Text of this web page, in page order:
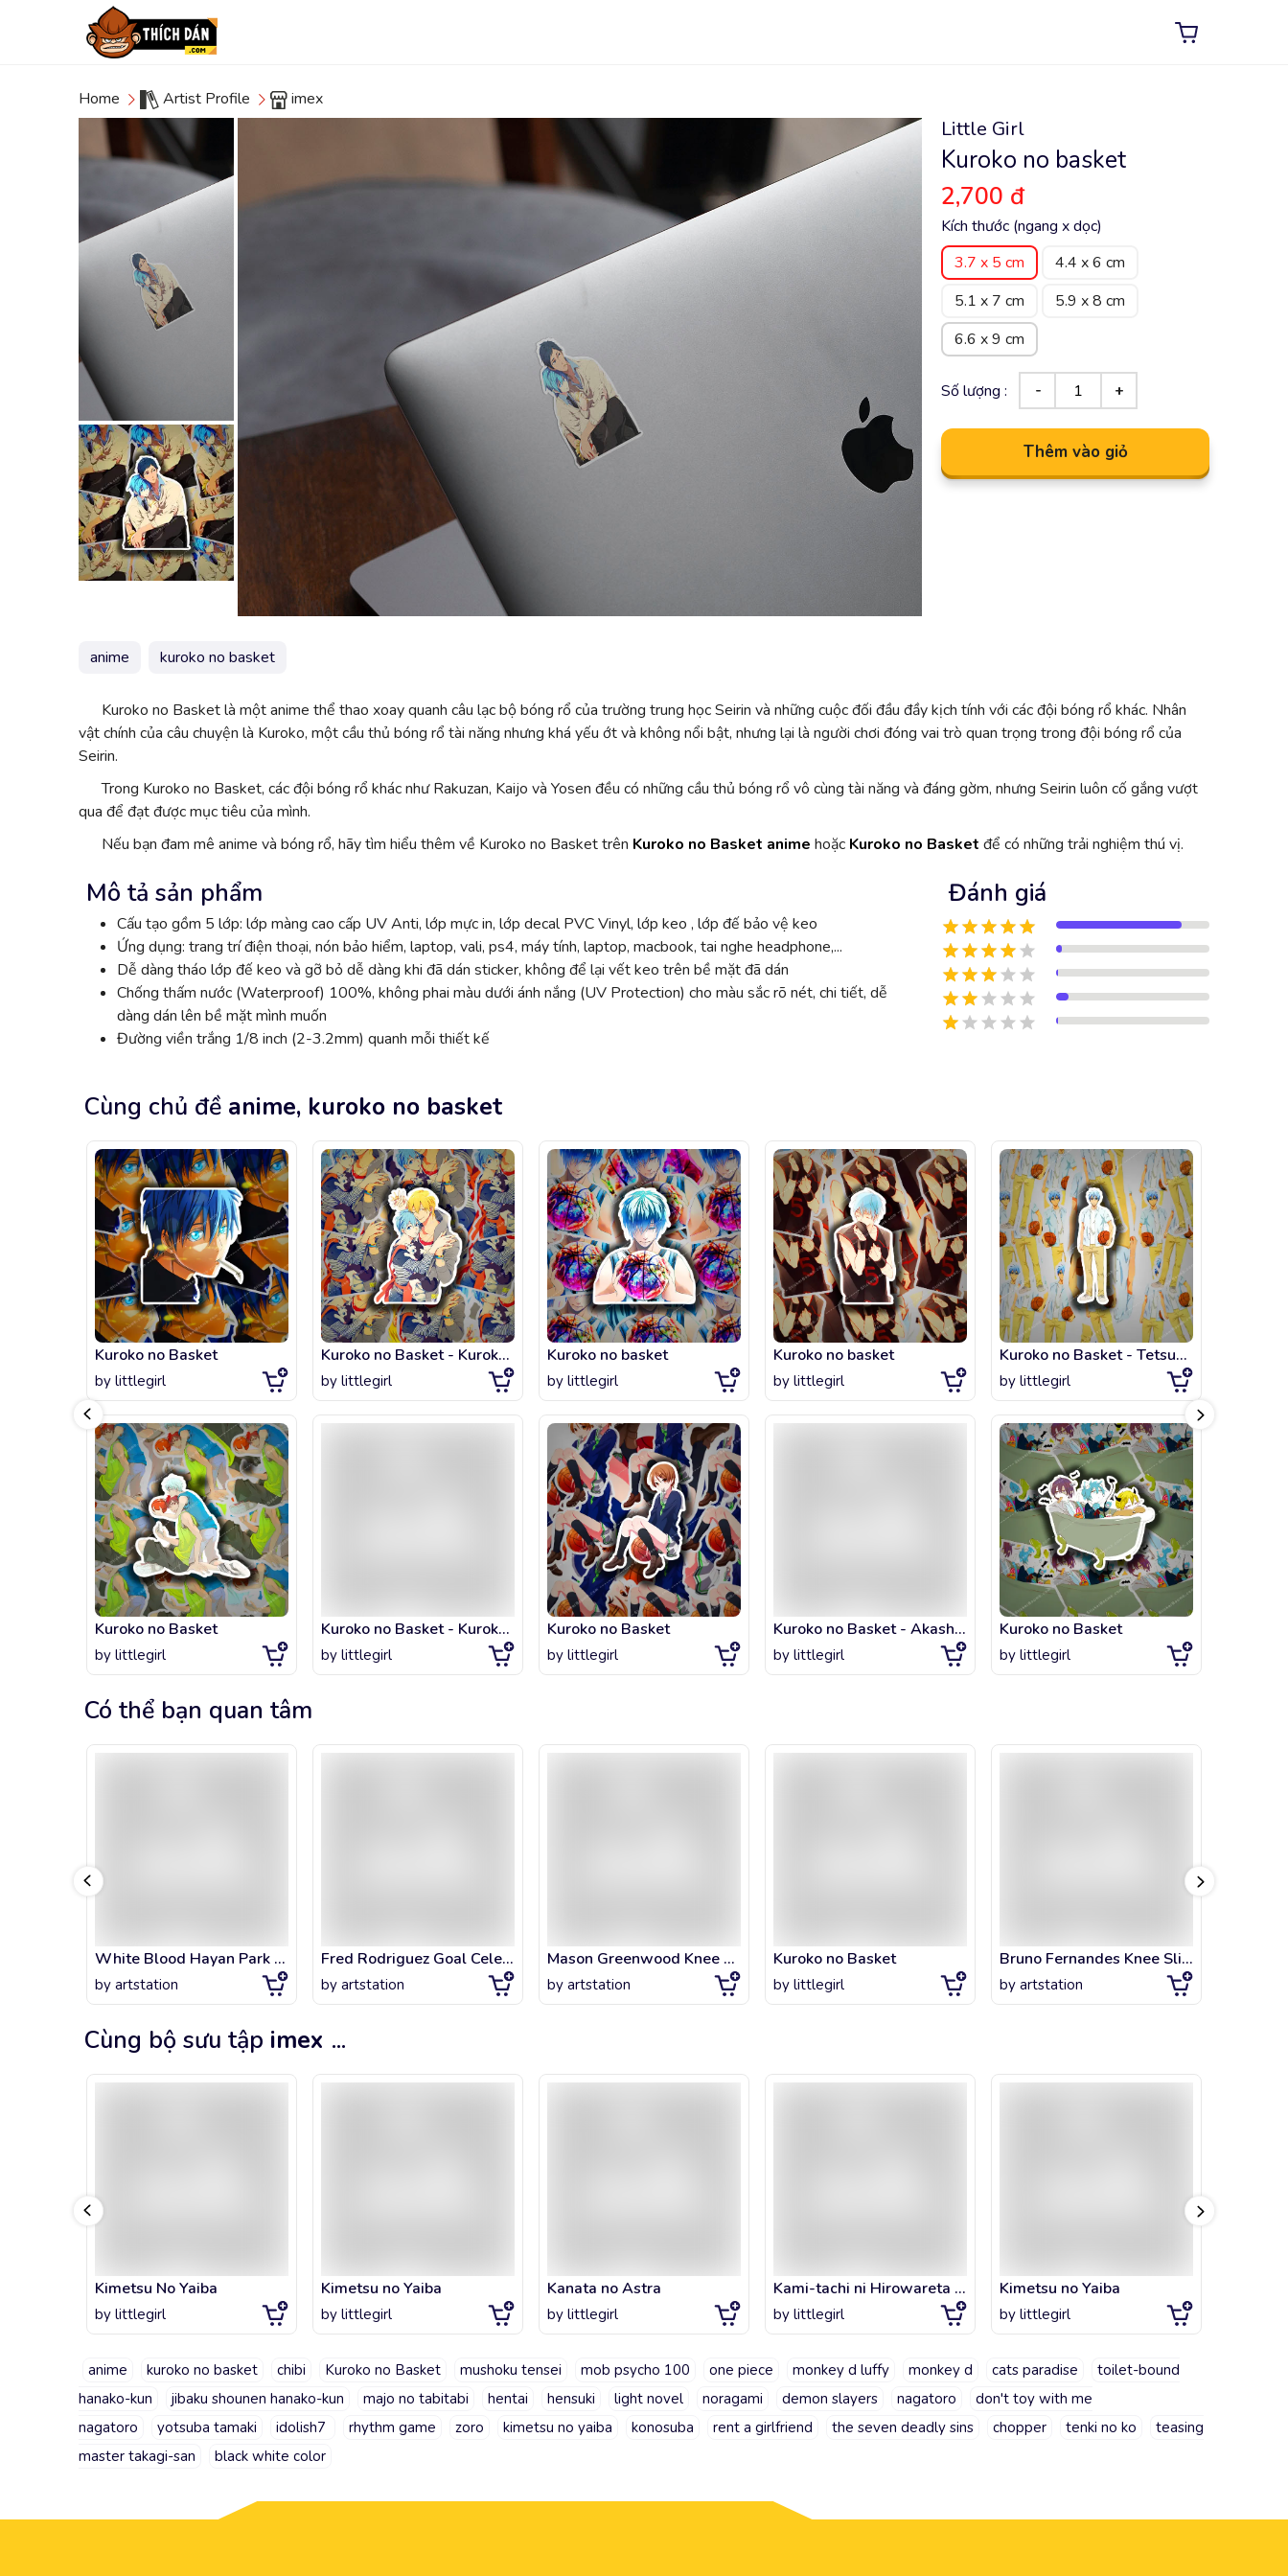
Home Artist Profile imex
Little Girl
Kuroko no basket
2,700 đ
Kích thước (ngang x dọc)
3.7 x 5 cm
4.4 x 6 cm
5.1 x 7 cm
5.9 x 8 cm
6.6 x 9 cm
Số lượng :
Thêm vào giỏ
anime kuroko no basket
Kuroko no Basket là một anime thể thao xoay quanh câu lạc bộ bóng rổ của trường trung học Seirin và những cuộc đối đầu đầy kịch tính với các đội bóng rổ khác. Nhân
vật chính của câu chuyện là Kuroko, một cầu thủ bóng rổ tài năng nhưng khá yếu ớt và không nổi bật, nhưng lại là người chơi đóng vai trò quan trọng trong đội bóng rổ của
Seirin.
Trong Kuroko no Basket, các đội bóng rổ khác như Rakuzan, Kaijo và Yosen đều có những cầu thủ bóng rổ vô cùng tài năng và đáng gờm, nhưng Seirin luôn cố gắng vượt
qua để đạt được mục tiêu của mình.
Nếu bạn đam mê anime và bóng rổ, hãy tìm hiểu thêm về Kuroko no Basket trên Kuroko no Basket anime hoặc Kuroko no Basket để có những trải nghiệm thú vị.
Mô tả sản phẩm
Cấu tạo gồm 5 lớp: lớp màng cao cấp UV Anti, lớp mực in, lớp decal PVC Vinyl, lớp keo , lớp đế bảo vệ keo
Ứng dụng: trang trí điện thoại, nón bảo hiểm, laptop, vali, ps4, máy tính, laptop, macbook, tai nghe headphone,...
Dễ dàng tháo lớp đế keo và gỡ bỏ dễ dàng khi đã dán sticker, không để lại vết keo trên bề mặt đã dán
Chống thấm nước (Waterproof) 100%, không phai màu dưới ánh nắng (UV Protection) cho màu sắc rõ nét, chi tiết, dễ
dàng dán lên bề mặt mình muốn
Đường viền trắng 1/8 inch (2-3.2mm) quanh mỗi thiết kế
Đánh giá
Cùng chủ đề anime, kuroko no basket
Kuroko no Basket
by littlegirl
Kuroko no Basket
by littlegirl
Kuroko no Basket - Kuroko y Kisee
by littlegirl
Kuroko no Basket - Kuroko y Kise
by littlegirl
Kuroko no basket
by littlegirl
Kuroko no Basket
by littlegirl
Kuroko no basket
by littlegirl
Kuroko no Basket - Akashi x Kuroko
by littlegirl
Kuroko no Basket - Tetsuya Kuroko
by littlegirl
Kuroko no Basket
by littlegirl
Có thể bạn quan tâm
White Blood Hayan Park X Euntae
by artstation
Fred Rodriguez Goal Celebration
by artstation
Mason Greenwood Knee Slide MUFC
by artstation
Kuroko no Basket
by littlegirl
Bruno Fernandes Knee Slide MUFC
by artstation
Cùng bộ sưu tập imex ...
Kimetsu No Yaiba
by littlegirl
Kimetsu no Yaiba
by littlegirl
Kanata no Astra
by littlegirl
Kami-tachi ni Hirowareta Otoko
by littlegirl
Kimetsu no Yaiba
by littlegirl
anime kuroko no basket chibi Kuroko no Basket mushoku tensei mob psycho 100 one piece monkey d luffy monkey d cats paradise
toilet-bound
hanako-kun
jibaku shounen hanako-kun majo no tabitabi hentai hensuki light novel noragami demon slayers nagatoro
don't toy with me
nagatoro
yotsuba tamaki idolish7 rhythm game zoro kimetsu no yaiba konosuba rent a girlfriend the seven deadly sins chopper tenki no ko
teasing
master takagi-san
black white color